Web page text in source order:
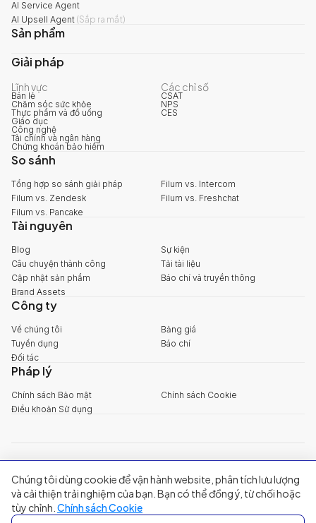
AI Service Agent
AI Upsell Agent (Sắp ra mắt)
Sản phẩm
Giải pháp
Lĩnh vực
Bán lẻ
Chăm sóc sức khỏe
Thực phẩm và đồ uống
Giáo dục
Công nghệ
Tài chính và ngân hàng
Chứng khoán bảo hiểm
Các chỉ số
CSAT
NPS
CES
So sánh
Tổng hợp so sánh giải pháp
Filum vs. Intercom
Filum vs. Zendesk
Filum vs. Freshchat
Filum vs. Pancake
Tài nguyên
Blog
Sự kiện
Câu chuyện thành công
Tải tài liệu
Cập nhật sản phẩm
Báo chí và truyền thông
Brand Assets
Công ty
Về chúng tôi
Bảng giá
Tuyển dụng
Báo chí
Đối tác
Pháp lý
Chính sách Bảo mật
Chính sách Cookie
Điều khoản Sử dụng
+84 888 18 1313
Trụ sở chính: Tầng 03, 65-67 Đường B4, Khu đô thị Sala, Phường An
Khánh, TP Hồ Chí Minh
Singapore:20A Tanjong Pagar Road, Singapore
Chúng tôi dùng cookie để vận hành website, phân tích lưu lượng
và cải thiện trải nghiệm của bạn. Bạn có thể đồng ý, từ chối hoặc
tùy chỉnh. Chính sách Cookie